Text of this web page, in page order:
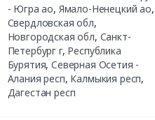
- Югра ао, Ямало-Ненецкий ао,
Свердловская обл,
Новгородская обл, Санкт-
Петербург г, Республика
Бурятия,Северная Осетия -
Алания респ, Калмыкия респ,
Дагестан респ